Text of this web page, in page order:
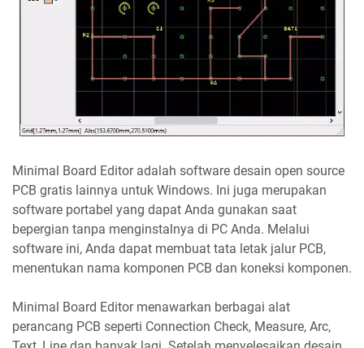
Minimal Board Editor adalah software desain open source
PCB gratis lainnya untuk Windows. Ini juga merupakan
software portabel yang dapat Anda gunakan saat
bepergian tanpa menginstalnya di PC Anda. Melalui
software ini, Anda dapat membuat tata letak jalur PCB,
menentukan nama komponen PCB dan koneksi komponen.
Minimal Board Editor menawarkan berbagai alat
perancang PCB seperti Connection Check, Measure, Arc,